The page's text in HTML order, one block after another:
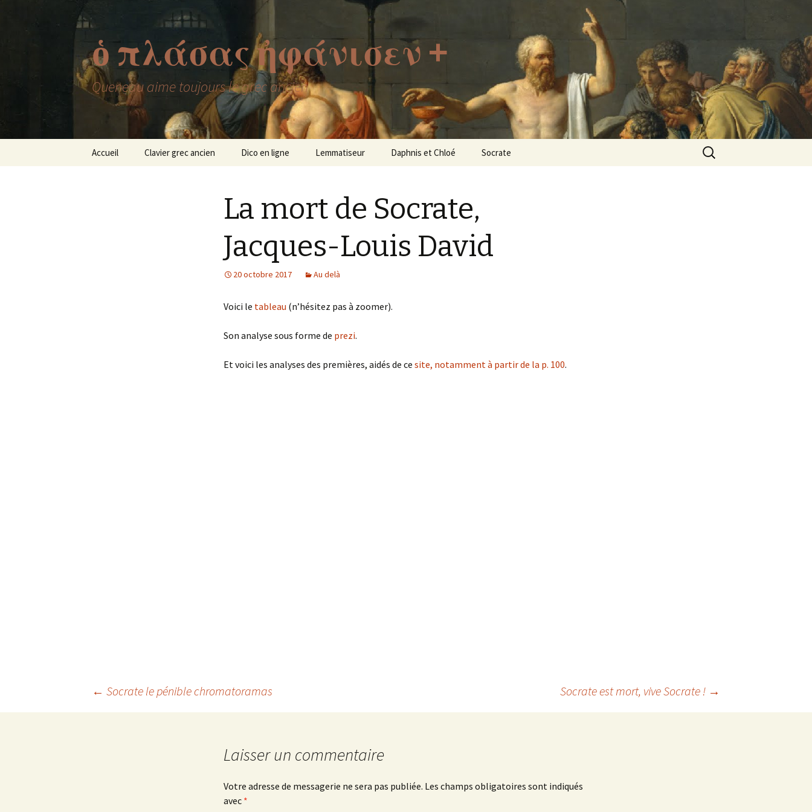
ὁ πλάσας ἠφάνισεν +
Queneau aime toujours le grec ancien
Aller
Accueil Clavier grec ancien Dico en ligne Lemmatiseur Daphnis et Chloé Socrate Rechercher :
La mort de Socrate,
Jacques-Louis David
20 octobre 2017 Au delà
Voici le tableau (n’hésitez pas à zoomer).
Son analyse sous forme de prezi.
Et voici les analyses des premières, aidés de ce site, notamment à partir de la p. 100.
Navigation
← Socrate le pénible chromatoramas Socrate est mort, vive Socrate ! →
Laisser un commentaire
Votre adresse de messagerie ne sera pas publiée. Les champs obligatoires sont indiqués
avec *